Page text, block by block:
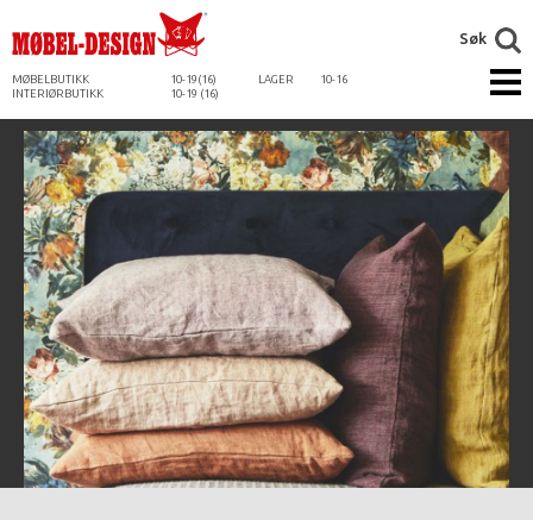
MØBELBUTIKK 10-19(16) LAGER
10-16
INTERIØRBUTIKK
10-19 (16)
Søk